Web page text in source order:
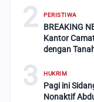
2 PERISTIWA
BREAKING
Kantor
dengan
3 HUKRIM
Pagi ini
Nonaktif